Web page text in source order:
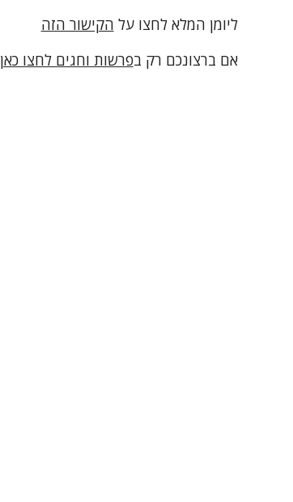
ליומן המלא לחצו על הקישור הזה
אם ברצונכם רק בפרשות וחגים לחצו כאן